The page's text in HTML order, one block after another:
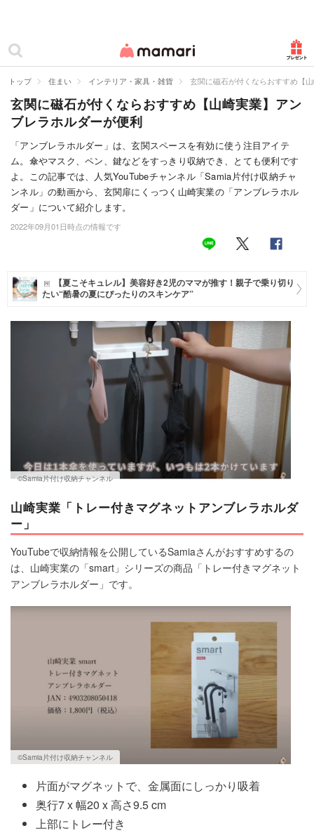
ママリ
カテゴリー一覧
妊娠
出産
赤ちゃん・育児
子育て・家族
病院
お仕事
トレンド・イベント
トップ 住まい インテリア・家具・雑貨 玄関に磁石が付くならおすすめ【
玄関に磁石が付くならおすすめ【山崎実業】アン
ブレラホルダーが便利
「アンブレラホルダー」は、玄関スペースを有効に使う注目アイテ
ム。傘やマスク、ペン、鍵などをすっきり収納でき、とても便利です
よ。この記事では、人気YouTubeチャンネル「Samia片付け収納チャ
ンネル」の動画から、玄関扉にくっつく山崎実業の「アンブレラホル
ダー」について紹介します。
2022年09月01日時点の情報です
【夏こそキュレル】美容好き2児のママが推す！親子で乗り切り
たい“酷暑の夏にぴったりのスキンケア”
©Samia片付け収納チャンネル
山崎実業「トレー付きマグネットアンブレラホルダ
ー」
YouTubeで収納情報を公開しているSamiaさんがおすすめするの
は、山崎実業の「smart」シリーズの商品「トレー付きマグネット
アンブレラホルダー」です。
©Samia片付け収納チャンネル
片面がマグネットで、金属面にしっかり吸着
奥行7 x 幅20 x 高さ9.5 cm
上部にトレー付き